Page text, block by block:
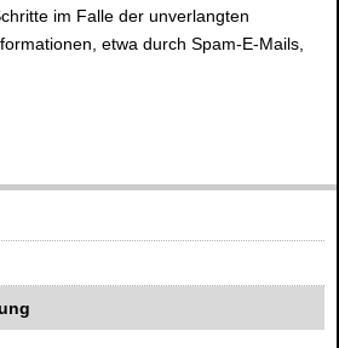
im Falle der unverlangten
etwa durch Spam-E-Mails,